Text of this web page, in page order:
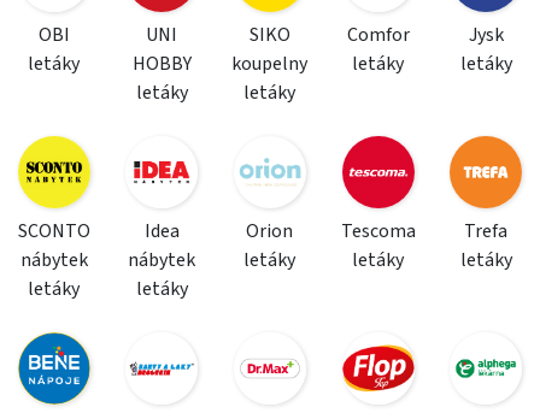
OBI
letáky
UNI
HOBBY
letáky
SIKO
koupelny
letáky
Comfor
letáky
Jysk
letáky
SCONTO
nábytek
letáky
Idea
nábytek
letáky
Orion
letáky
Tescoma
letáky
Trefa
letáky